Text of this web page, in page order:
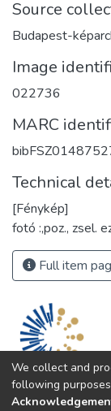
Source
Budapest-
Image
022736
MARC
Technical
[Fénykép]
fotó :,poz., zsel.
Full item
We collect and
following